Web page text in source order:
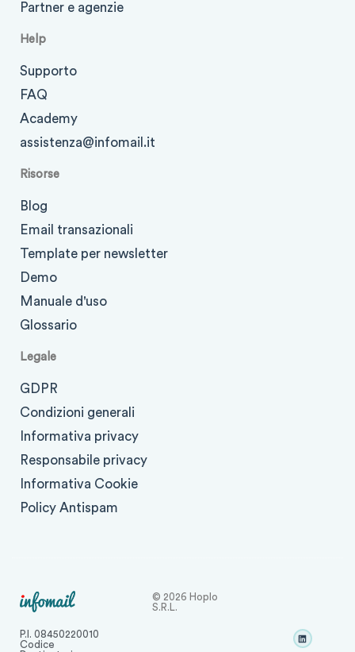
Partner e agenzie
Help
Supporto
FAQ
Academy
assistenza@infomail.it
Risorse
Blog
Email transazionali
Template per newsletter
Demo
Manuale d'uso
Glossario
Legale
GDPR
Condizioni generali
Informativa privacy
Responsabile privacy
Informativa Cookie
Policy Antispam
© 2026 Hoplo
S.r.l.
P.I. 08450220010
Codice